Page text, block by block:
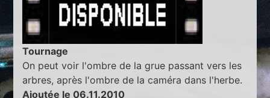
Tournage
On peut voir l'ombre de la grue passant vers les
arbres, après l'ombre de la caméra dans l'herbe.
Ajoutée le 06.11.2010